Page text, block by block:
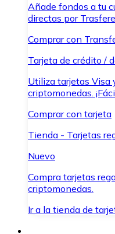
Añade fondos a tu
directas por
Comprar con
Tarjeta de crédito /
Utiliza tarjetas Visa
criptomonedas.
Comprar con tarjeta
Tienda - Tarjetas
Nuevo
Compra tarjetas
criptomonedas.
Ir a la tienda de